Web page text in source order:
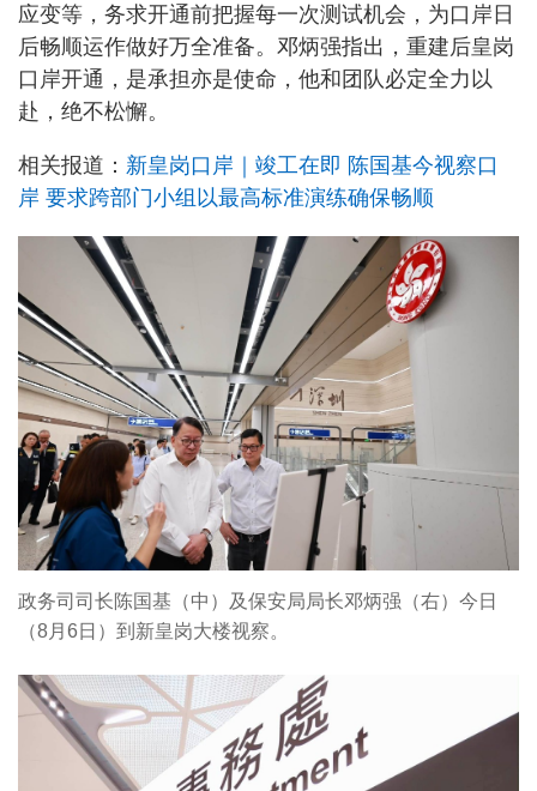
应变等，务求开通前把握每一次测试机会，为口岸日
后畅顺运作做好万全准备。邓炳强指出，重建后皇岗
口岸开通，是承担亦是使命，他和团队必定全力以
赴，绝不松懈。
相关报道： 新皇岗口岸｜竣工在即 陈国基今视察口
岸 要求跨部门小组以最高标准演练确保畅顺
政务司司长陈国基（中）及保安局局长邓炳强（右）今日
（8月6日）到新皇岗大楼视察。